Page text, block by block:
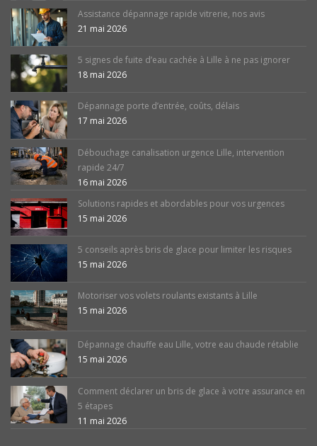
Assistance dépannage rapide vitrerie, nos avis
21 mai 2026
5 signes de fuite d’eau cachée à Lille à ne pas ignorer
18 mai 2026
Dépannage porte d’entrée, coûts, délais
17 mai 2026
Débouchage canalisation urgence Lille, intervention
rapide 24/7
16 mai 2026
Solutions rapides et abordables pour vos urgences
15 mai 2026
5 conseils après bris de glace pour limiter les risques
15 mai 2026
Motoriser vos volets roulants existants à Lille
15 mai 2026
Dépannage chauffe eau Lille, votre eau chaude rétablie
15 mai 2026
Comment déclarer un bris de glace à votre assurance en
5 étapes
11 mai 2026